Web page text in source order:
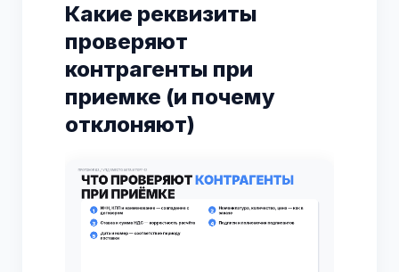
Какие реквизиты
проверяют
контрагенты при
приемке (и почему
отклоняют)